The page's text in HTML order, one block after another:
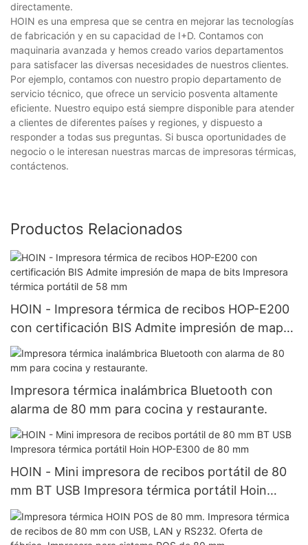
directamente.
HOIN es una empresa que se centra en mejorar las tecnologías
de fabricación y en su capacidad de I+D. Contamos con
maquinaria avanzada y hemos creado varios departamentos
para satisfacer las diversas necesidades de nuestros clientes.
Por ejemplo, contamos con nuestro propio departamento de
servicio técnico, que ofrece un servicio posventa altamente
eficiente. Nuestro equipo está siempre disponible para atender
a clientes de diferentes países y regiones, y dispuesto a
responder a todas sus preguntas. Si busca oportunidades de
negocio o le interesan nuestras marcas de impresoras térmicas,
contáctenos.
Productos Relacionados
HOIN - Impresora térmica de recibos HOP-E200
con certificación BIS Admite impresión de mapa
de bits Impresora térmica portátil de 58 mm
Impresora térmica inalámbrica Bluetooth con
alarma de 80 mm para cocina y restaurante.
HOIN - Mini impresora de recibos portátil de 80
mm BT USB Impresora térmica portátil Hoin
HOP-E300 de 80 mm